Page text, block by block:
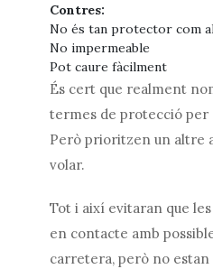
Contres:
No és tan protector com
No impermeable
Pot caure fàcilment
És cert que realment
termes de protecció per
Però prioritzen un altre
volar.
Tot i així evitaran que
en contacte amb
carretera, però no